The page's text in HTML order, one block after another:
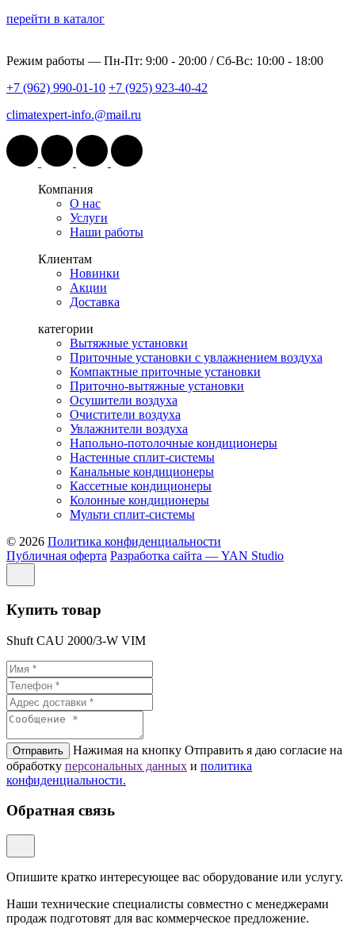
перейти в каталог
Режим работы — Пн-Пт: 9:00 - 20:00 / Сб-Вс: 10:00 - 18:00
+7 (962) 990-01-10 +7 (925) 923-40-42
climatexpert-info.@mail.ru
Компания
О нас
Услуги
Наши работы
Клиентам
Новинки
Акции
Доставка
категории
Вытяжные установки
Приточные установки с увлажнением воздуха
Компактные приточные установки
Приточно-вытяжные установки
Осушители воздуха
Очистители воздуха
Увлажнители воздуха
Напольно-потолочные кондиционеры
Настенные сплит-системы
Канальные кондиционеры
Кассетные кондиционеры
Колонные кондиционеры
Мульти сплит-системы
© 2026 Политика конфиденциальности
Публичная оферта Разработка сайта — YAN Studio
Купить товар
Shuft CAU 2000/3-W VIM
Отправить
Нажимая на кнопку Отправить я даю согласие на
обработку персональных данных и политикa
конфиденциальности.
Обратная связь
Опишите кратко интересующее вас оборудование или услугу.
Наши технические специалисты совместно с менеджерами
продаж подготовят для вас коммерческое предложение.